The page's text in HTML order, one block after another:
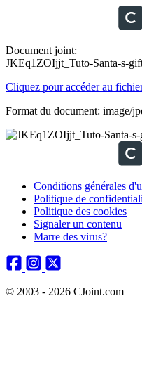
Document joint:
JKEq1ZOIjjt_Tuto-Santa-s-
Cliquez pour accéder au
Format du document: image/
Conditions générales
Politique de
Politique des cookies
Signaler un contenu
Marre des virus?
© 2003 - 2026 CJoint.com